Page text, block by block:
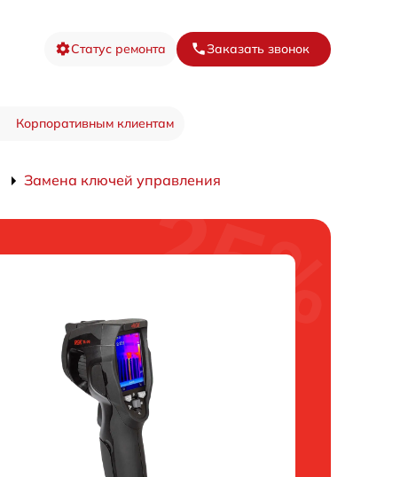
Статус ремонта Заказать звонок
Корпоративным клиентам
Замена ключей управления